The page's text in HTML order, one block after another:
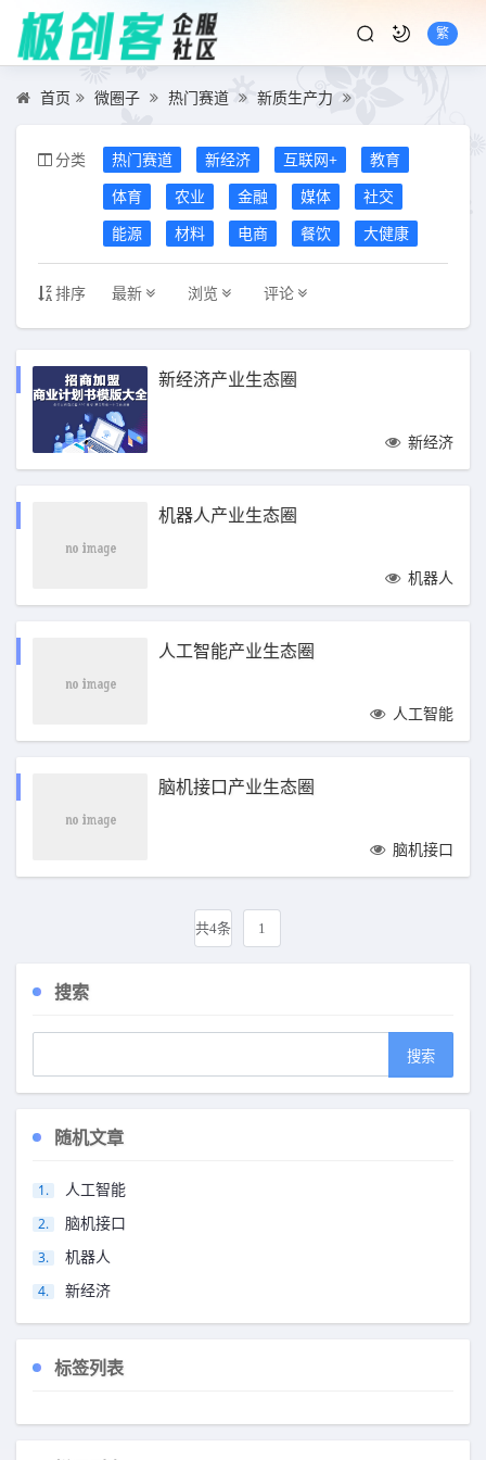
繁
首页 微圈子 热门赛道 新质生产力
分类 热门赛道 新经济 互联网+
教育
体育
农业 金融 媒体
社交
能源
材料 电商 餐饮 大健康
排序 最新 浏览 评论
新经济产业生态圈
新经济
机器人产业生态圈
机器人
人工智能产业生态圈
人工智能
脑机接口产业生态圈
脑机接口
共4条 1
搜索
随机文章
人工智能
脑机接口
机器人
新经济
标签列表